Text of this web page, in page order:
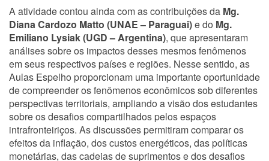
A atividade contou ainda com as contribuições da Mg.
Diana Cardozo Matto (UNAE – Paraguai)e do Mg.
Emiliano Lysiak (UGD – Argentina), que apresentaram
análises sobre os impactos desses mesmos fenômenos
em seus respectivos países e regiões. Nesse sentido, as
Aulas Espelho proporcionam uma importante oportunidade
de compreender os fenômenos econômicos sob diferentes
perspectivas territoriais, ampliando a visão dos estudantes
sobre os desafios compartilhados pelos espaços
intrafronteiriços. As discussões permitiram comparar os
efeitos da inflação, dos custos energéticos, das políticas
monetárias, das cadeias de suprimentos e dos desafios